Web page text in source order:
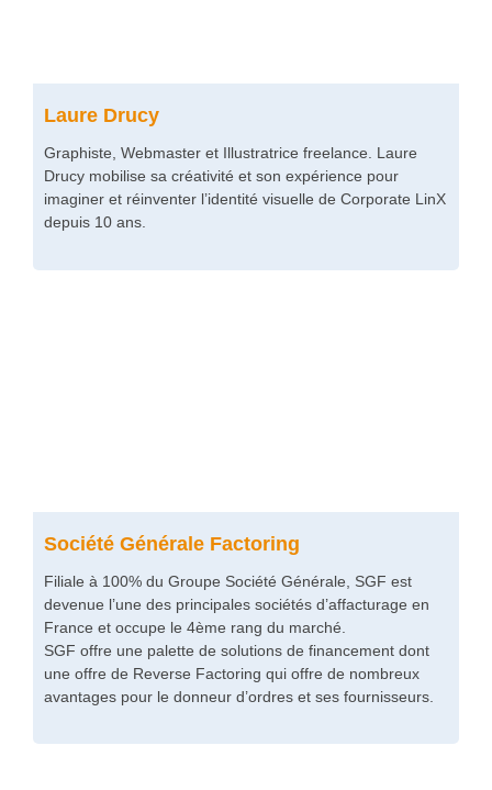
Laure Drucy
Graphiste, Webmaster et Illustratrice freelance. Laure
Drucy mobilise sa créativité et son expérience pour
imaginer et réinventer l’identité visuelle de Corporate LinX
depuis 10 ans.
Société Générale Factoring
Filiale à 100% du Groupe Société Générale, SGF est
devenue l’une des principales sociétés d’affacturage en
France et occupe le 4ème rang du marché.
SGF offre une palette de solutions de financement dont
une offre de Reverse Factoring qui offre de nombreux
avantages pour le donneur d’ordres et ses fournisseurs.